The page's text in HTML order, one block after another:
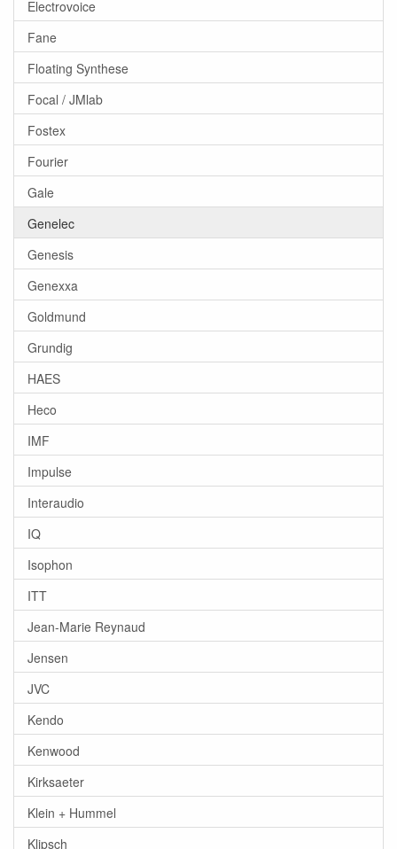
Electrovoice
Fane
Floating Synthese
Focal / JMlab
Fostex
Fourier
Gale
Genelec
Genesis
Genexxa
Goldmund
Grundig
HAES
Heco
IMF
Impulse
Interaudio
IQ
Isophon
ITT
Jean-Marie Reynaud
Jensen
JVC
Kendo
Kenwood
Kirksaeter
Klein + Hummel
Klipsch